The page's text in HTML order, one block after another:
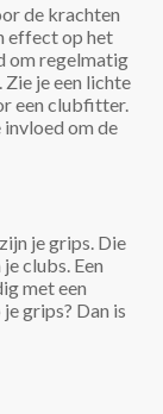
de krachten
effect op het
om regelmatig
je een lichte
een clubfitter.
om de
je grips. Die
clubs. Een
met een
grips? Dan is